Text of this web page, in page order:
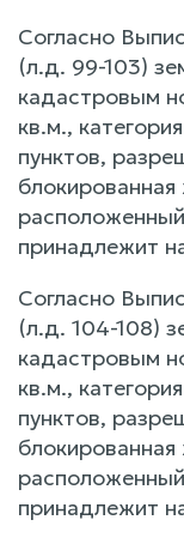
Согласно
(л.д. 99-103)
кадастровым
кв.м.,
пунктов,
принадлежит
Согласно
(л.д. 104-108)
кадастровым
кв.м.,
пунктов,
принадлежит